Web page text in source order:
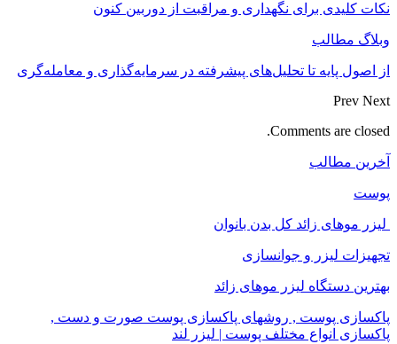
نکات کلیدی برای نگهداری و مراقبت از دوربین کنون
وبلاگ مطالب
از اصول پایه تا تحلیل‌های پیشرفته در سرمایه‌گذاری و معامله‌گری
Prev Next
Comments are closed.
آخرین مطالب
پوست
لیزر موهای زائد کل بدن بانوان
تجهیزات لیزر و جوانسازی
بهترین دستگاه لیزر موهای زائد
پاکسازی پوست , روشهای پاکسازی پوست صورت و دست ,
پاکسازی انواع مختلف پوست | لیزر لند